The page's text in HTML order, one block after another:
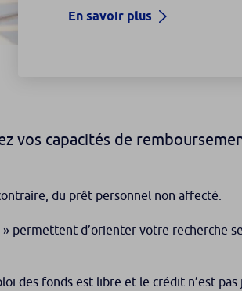
En savoir plus
capacités de
du prêt personnel non affecté.
permettent d’orienter votre recherche
des fonds est libre et le crédit n’est